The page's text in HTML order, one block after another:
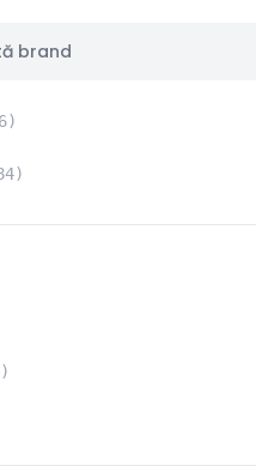
)
)
)